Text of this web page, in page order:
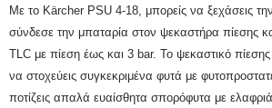
Με το Kärcher PSU 4-18, μπορείς να ξεχάσεις
σύνδεσε την μπαταρία στον ψεκαστήρα πίεσης
TLC με πίεση έως και 3 bar. Το ψεκαστικό
να στοχεύεις συγκεκριμένα φυτά με
ποτίζεις απαλά ευαίσθητα σπορόφυτα με